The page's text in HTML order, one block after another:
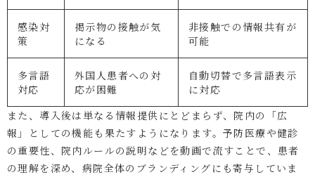
感染対
策
掲示物の接触が気
になる
非接触での情報共有が
可能
多言語
対応
外国人患者への対
応が困難
自動切替で多言語表示
に対応
また、導入後は単なる情報提供にとどまらず、院内の「広
報」としての機能も果たすようになります。予防医療や健診
の重要性、院内ルールの説明などを動画で流すことで、患者
の理解を深め、病院全体のブランディングにも寄与していま